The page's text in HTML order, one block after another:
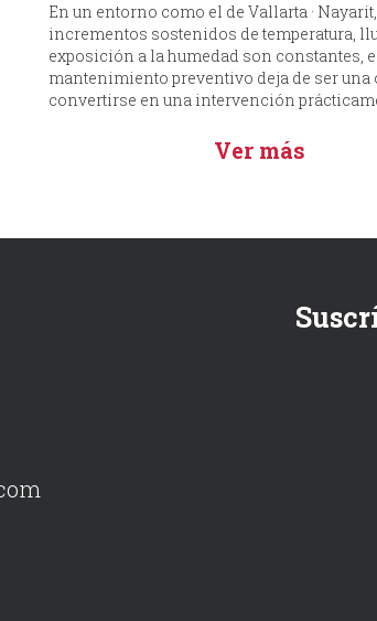
En un entorno como el de Vallarta ·
incrementos sostenidos de temperatura,
exposición a la humedad son constantes,
mantenimiento preventivo deja de ser una
convertirse en una intervención
Ver más